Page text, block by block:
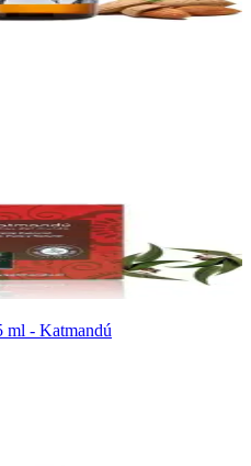
ml - Katmandú